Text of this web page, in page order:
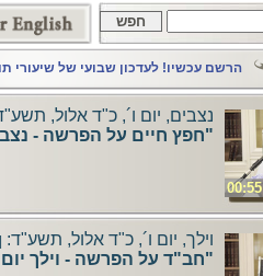
הרשם עכשיו! לעדכון שבועי של שיעורי
00:55
נצבים, יום ו´, כ"ד אלול,
"חפץ חיים על הפרשה -
וילך, יום ו´, כ"ד אלול, תשע"ד: |
"חב"ד על הפרשה - וילך